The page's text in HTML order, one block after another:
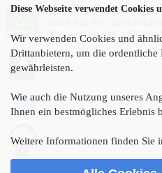
Diese Webseite verwendet Cookies
Wir verwenden Cookies und
Drittanbietern, um die ordentliche
gewährleisten.
Wie auch die Nutzung unseres
Ihnen ein bestmögliches Erlebnis
Weitere Informationen finden Sie